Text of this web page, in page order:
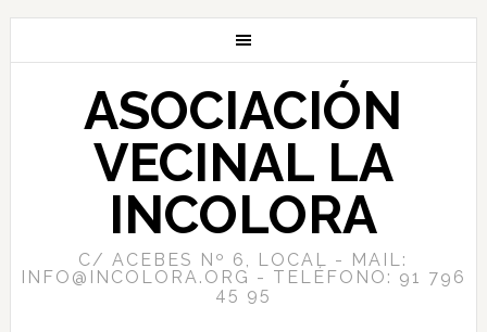
ASOCIACIÓN
VECINAL LA
INCOLORA
C/ ACEBES Nº 6, LOCAL - MAIL:
INFO@INCOLORA.ORG - TELÉFONO: 91 796
45 95